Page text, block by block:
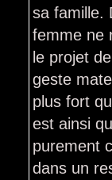
sa famille.
femme ne
le projet
geste
plus fort
est ainsi
purement
dans un